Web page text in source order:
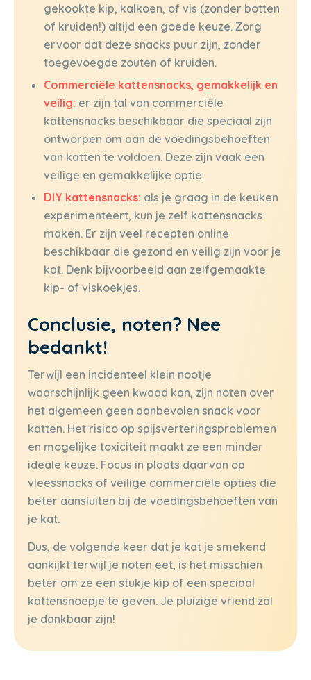
gekookte kip, kalkoen, of vis (zonder botten
of kruiden!) altijd een goede keuze. Zorg
ervoor dat deze snacks puur zijn, zonder
toegevoegde zouten of kruiden.
Commerciële kattensnacks, gemakkelijk en
veilig: er zijn tal van commerciële
kattensnacks beschikbaar die speciaal zijn
ontworpen om aan de voedingsbehoeften
van katten te voldoen. Deze zijn vaak een
veilige en gemakkelijke optie.
DIY kattensnacks: als je graag in de keuken
experimenteert, kun je zelf kattensnacks
maken. Er zijn veel recepten online
beschikbaar die gezond en veilig zijn voor je
kat. Denk bijvoorbeeld aan zelfgemaakte
kip- of viskoekjes.
Conclusie, noten? Nee
bedankt!
Terwijl een incidenteel klein nootje
waarschijnlijk geen kwaad kan, zijn noten over
het algemeen geen aanbevolen snack voor
katten. Het risico op spijsverteringsproblemen
en mogelijke toxiciteit maakt ze een minder
ideale keuze. Focus in plaats daarvan op
vleessnacks of veilige commerciële opties die
beter aansluiten bij de voedingsbehoeften van
je kat.
Dus, de volgende keer dat je kat je smekend
aankijkt terwijl je noten eet, is het misschien
beter om ze een stukje kip of een speciaal
kattensnoepje te geven. Je pluizige vriend zal
je dankbaar zijn!